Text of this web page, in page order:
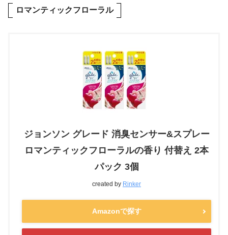
ロマンティックフローラル
ジョンソン グレード 消臭センサー&スプレー
ロマンティックフローラルの香り 付替え 2本
パック 3個
created by Rinker
Amazonで探す